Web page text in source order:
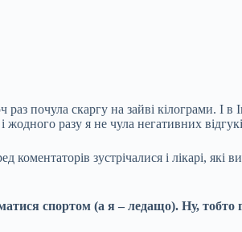
почула скаргу на зайві кілограми. І в
разу я не чула негативних
зустрічалися і лікарі, які
спортом (а я – ледащо). Ну, тобто